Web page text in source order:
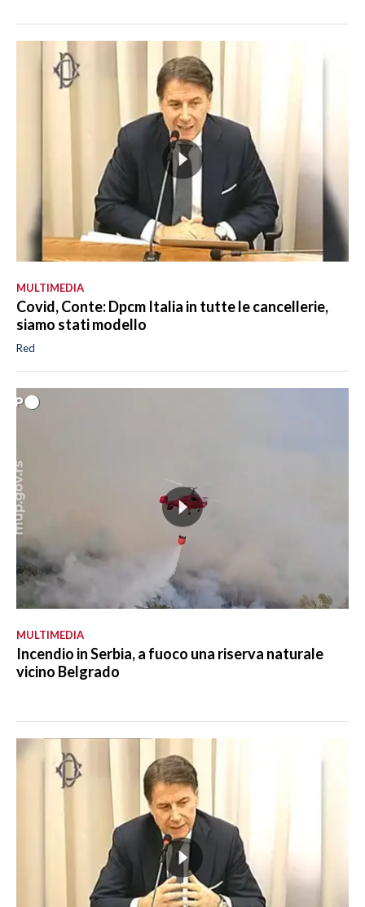
MULTIMEDIA
Covid, Conte: Dpcm Italia in tutte le cancellerie,
siamo stati modello
Red
MULTIMEDIA
Incendio in Serbia, a fuoco una riserva naturale
vicino Belgrado